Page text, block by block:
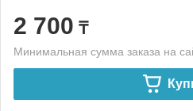
2 700 ₸
Минимальная сумма заказа на